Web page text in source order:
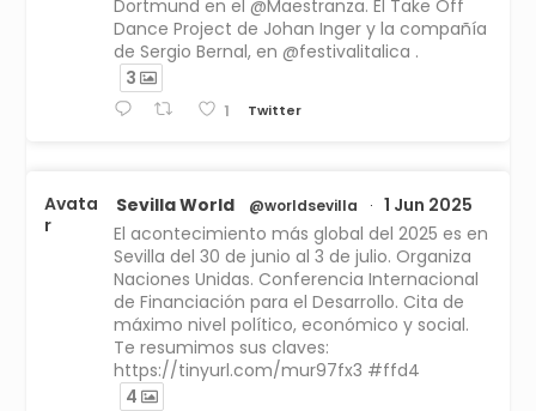
Dortmund en el @Maestranza. El Take Off
Dance Project de Johan Inger y la compañía
de Sergio Bernal, en @festivalitalica .
3
1 Twitter
Avata
r
Sevilla World @worldsevilla ·
1 Jun 2025
El acontecimiento más global del 2025 es en
Sevilla del 30 de junio al 3 de julio. Organiza
Naciones Unidas. Conferencia Internacional
de Financiación para el Desarrollo. Cita de
máximo nivel político, económico y social.
Te resumimos sus claves:
https://tinyurl.com/mur97fx3 #ffd4
4